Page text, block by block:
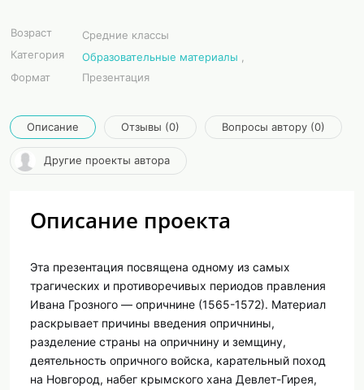
Возраст
Средние классы
Категория
Образовательные материалы
Формат
Презентация
Описание Отзывы (0) Вопросы автору (0)
Другие проекты автора
Описание проекта
Эта презентация посвящена одному из самых
трагических и противоречивых периодов правления
Ивана Грозного — опричнине (1565-1572). Материал
раскрывает причины введения опричнины,
разделение страны на опричнину и земщину,
деятельность опричного войска, карательный поход
на Новгород, набег крымского хана Девлет-Гирея,